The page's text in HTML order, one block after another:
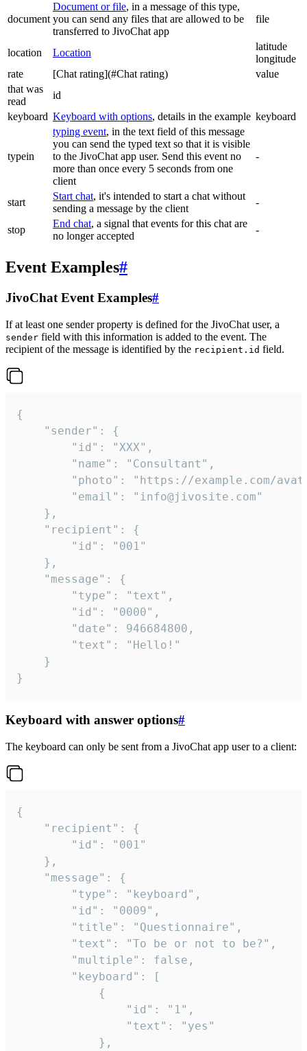
document
Document or file, in a message of this type,
you can send any files that are allowed to be
transferred to JivoChat app
file
location Location
latitude
longitude
rate
[Chat rating](#Chat rating)
value
that was
read
id
keyboard Keyboard with options, details in the example keyboard
typein
typing event, in the text field of this message
you can send the typed text so that it is visible
to the JivoChat app user. Send this event no
more than once every 5 seconds from one
client
-
start
Start chat, it's intended to start a chat without
sending a message by the client
-
stop
End chat, a signal that events for this chat are
no longer accepted
-
Event Examples#
JivoChat Event Examples#
If at least one sender property is defined for the JivoChat user, a
sender field with this information is added to the event. The
recipient of the message is identified by the recipient.id field.
{
}
Keyboard with answer options#
The keyboard can only be sent from a JivoChat app user to a client:
{